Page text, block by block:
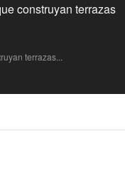
construyan terrazas
terrazas...